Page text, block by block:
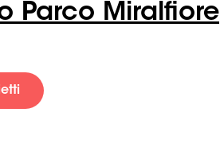
Parco Miralfiore